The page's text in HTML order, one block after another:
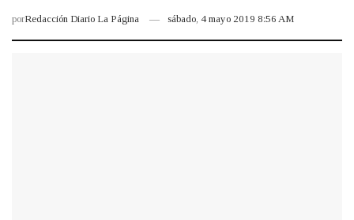
porRedacción Diario La Página sábado, 4 mayo 2019 8:56 AM